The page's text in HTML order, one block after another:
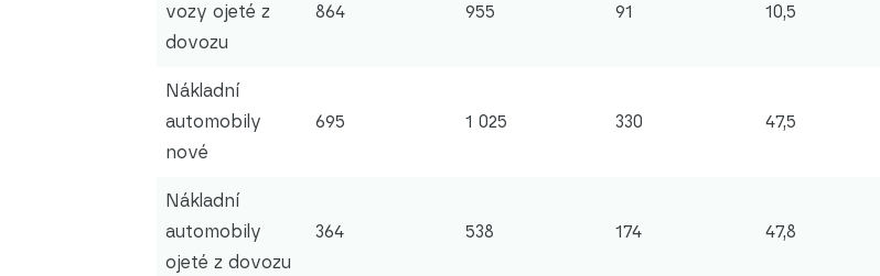
vozy ojeté z
dovozu
864 955 91 10,5
Nákladní
automobily
nové
695 1 025 330 47,5
Nákladní
automobily
ojeté z dovozu
364 538 174 47,8